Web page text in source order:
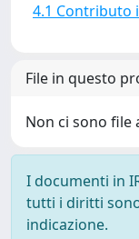
4.1 Contributo
File in questo
Non ci sono file
I documenti in
tutti i diritti
indicazione.